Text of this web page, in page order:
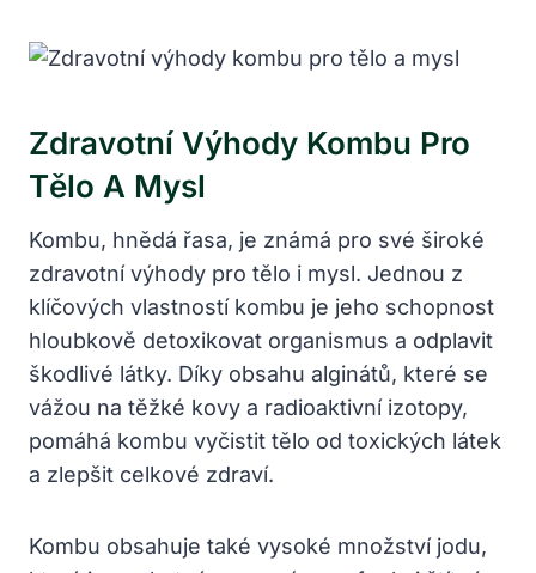
Zdravotní Výhody Kombu Pro
Tělo A Mysl
Kombu, hnědá řasa, je známá pro své široké
zdravotní výhody pro tělo i mysl. Jednou z
klíčových vlastností kombu je jeho schopnost
hloubkově detoxikovat organismus a odplavit
škodlivé látky. Díky obsahu alginátů, které se
vážou na těžké kovy a radioaktivní izotopy,
pomáhá kombu vyčistit tělo od toxických látek
a zlepšit celkové zdraví.
Kombu obsahuje také vysoké množství jodu,